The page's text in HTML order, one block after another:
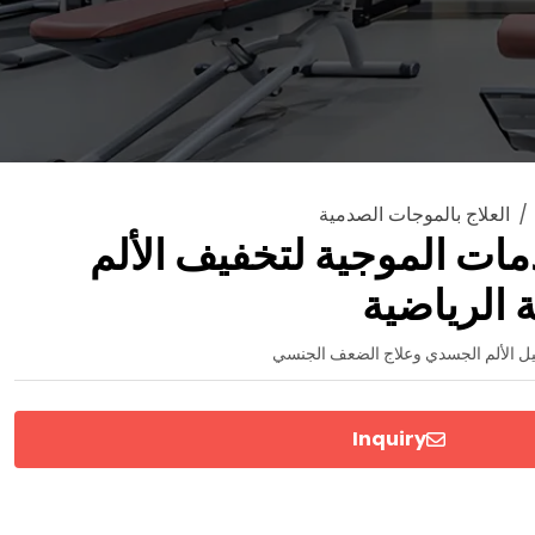
العلاج بالموجات الصدمية
الموجية لتخفيف الألم
الرياضية
الألم الجسدي وعلاج الضعف الجنسي
Inquiry